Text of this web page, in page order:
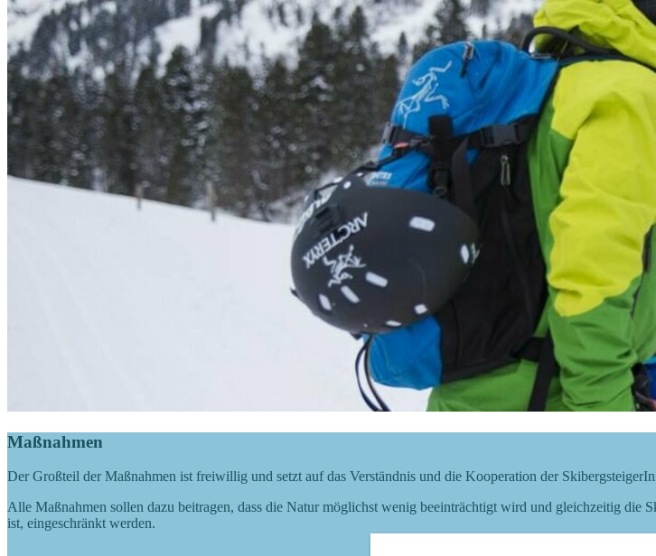
Maßnahmen
Der Großteil der Maßnahmen ist freiwillig und setzt auf das Verständnis und die Kooperation der
Alle Maßnahmen sollen dazu beitragen, dass die Natur möglichst wenig beeinträchtigt wird und gleichzeitig
ist, eingeschränkt werden.